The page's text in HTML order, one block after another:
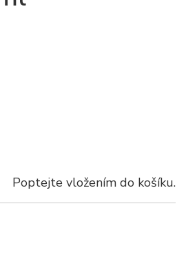
Poptejte vložením do košíku.